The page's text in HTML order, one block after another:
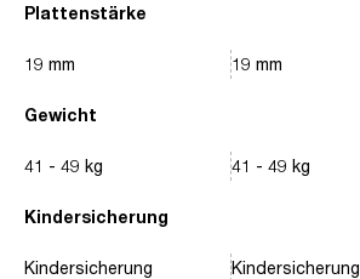
Plattenstärke
Gewicht
Kindersicherung
19 mm
41 - 49 kg
Kindersicherung
19 mm
41 - 49 kg
Kindersicherung